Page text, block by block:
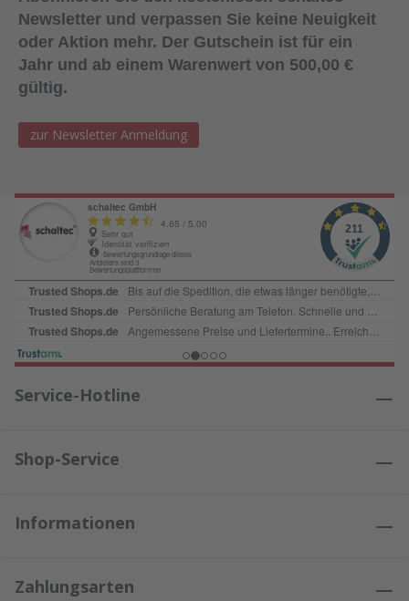
Newsletter und verpassen Sie keine Neuigkeit
oder Aktion mehr. Der Gutschein ist für ein
Jahr und ab einem Warenwert von 500,00 €
gültig.
zur Newsletter Anmeldung
Service-Hotline
Shop-Service
Informationen
Zahlungsarten